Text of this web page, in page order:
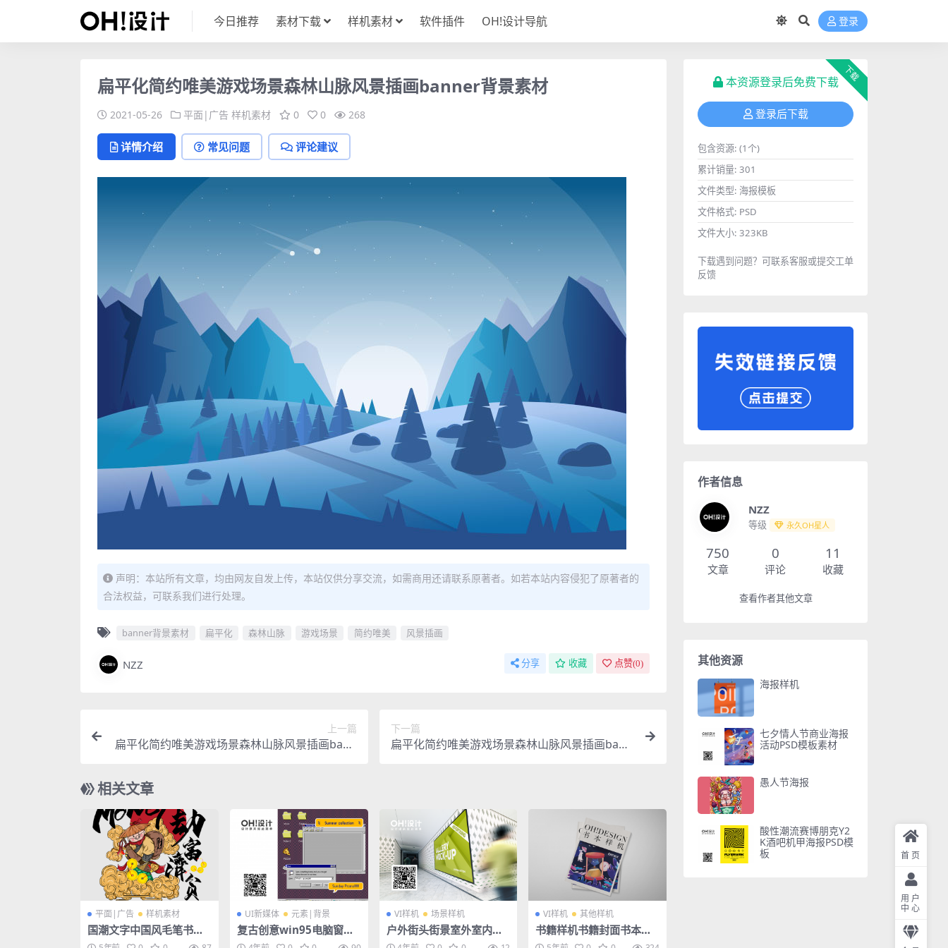
今日推荐 素材下载 样机素材 软件插件 OH!设计导航 登录
扁平化简约唯美游戏场景森林山脉风景插画banner背景素材
2021-05-26 平面|广告 样机素材 0 0 268
详情介绍 常见问题 评论建议
声明：本站所有文章，均由网友自发上传，本站仅供分享交流，如需商用还请联系原著者。如若本站内容侵犯了原著者的
合法权益，可联系我们进行处理。
banner背景素材 扁平化 森林山脉 游戏场景 简约唯美 风景插画
NZZ 分享 收藏 点赞(0)
上一篇
扁平化简约唯美游戏场景森林山脉风景插画bann
下一篇
扁平化简约唯美游戏场景森林山脉风景插画bann
相关文章
平面|广告 样机素材
国潮文字中国风毛笔书法
字体PSD海报设计素材
UI新媒体 元素|背景
复古创意win95电脑窗口
蒸汽波像素风手机海报ps
VI样机 场景样机
户外街头街景室外室内展
览画展海报广告场景PSD
VI样机 其他样机
书籍样机书籍封面书本展
示样机
下载
本资源登录后免费下载
登录后下载
包含资源: (1个)
累计销量: 301
文件类型: 海报模板
文件格式: PSD
文件大小: 323KB
下载遇到问题？可联系客服或提交工单
反馈
作者信息
NZZ
等级 永久OH星人
750
文章
0
评论
11
收藏
查看作者其他文章
其他资源
海报样机
七夕情人节商业海报
活动PSD模板素材
愚人节海报
酸性潮流赛博朋克Y2
K酒吧机甲海报PSD模
板
首页
用户
中心